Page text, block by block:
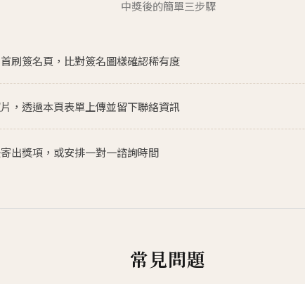
中獎後的簡單三步驟
刷簽名頁，比對簽名圖樣確認稀有度
，透過本頁表單上傳並留下聯絡資訊
出獎項，或安排一對一諮詢時間
常見問題